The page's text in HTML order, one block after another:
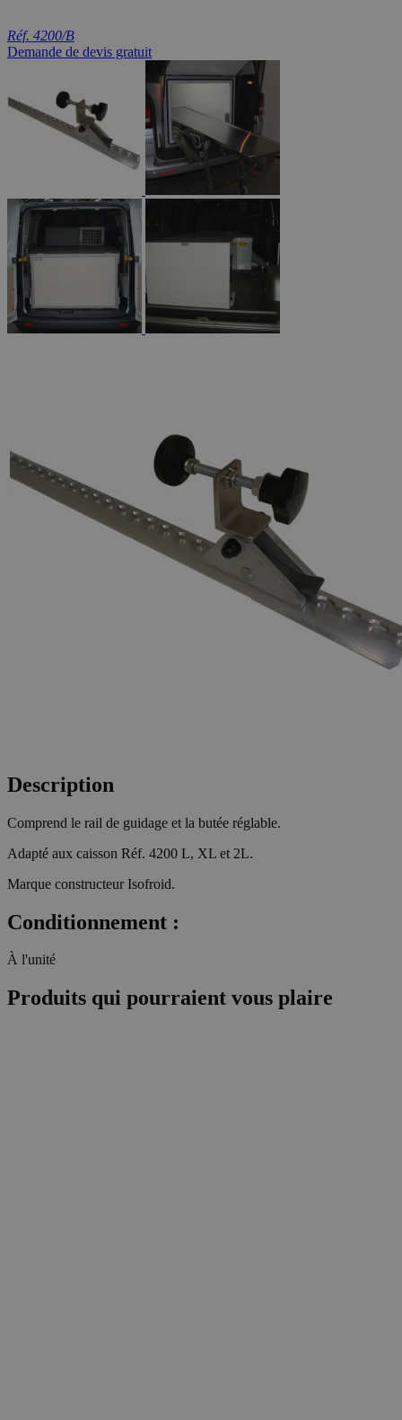
Réf. 4200/B
Demande de devis gratuit
Description
Comprend le rail de guidage et la butée réglable.
Adapté aux caisson Réf. 4200 L, XL et 2L.
Marque constructeur Isofroid.
Conditionnement :
À l'unité
Produits qui pourraient vous plaire